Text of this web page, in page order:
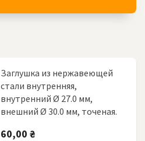
Заглушка из нержавеющей
стали внутренняя,
внутренний Ø 27.0 мм,
внешний Ø 30.0 мм, точеная.
60,00 ₴